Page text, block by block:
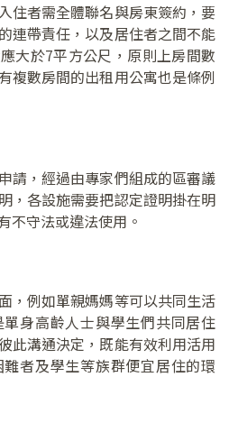
住者需全體聯名與房東簽約，要
連帶責任，以及居住者之間不能
大於7平方公尺，原則上房間數
複數房間的出租用公寓也是條例
請，經過由專家們組成的區審議
，各設施需要把認定證明掛在明
不守法或違法使用。
，例如單親媽媽等可以共同生活
身高齡人士與學生們共同居住
此溝通決定，既能有效利用活用
者及學生等族群便宜居住的環